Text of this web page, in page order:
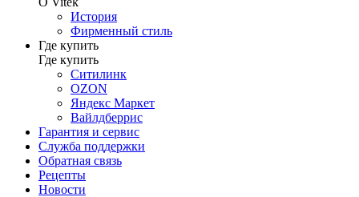
История
Фирменный стиль
Где купить
Где купить
Ситилинк
OZON
Яндекс Маркет
Вайлдберрис
Гарантия и сервис
Служба поддержки
Обратная связь
Рецепты
Новости